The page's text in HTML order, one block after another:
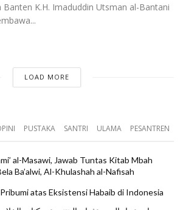
K.H. Imaduddin Utsman al-Bantani
LOAD MORE
PUSTAKA SANTRI ULAMA PESANTREN
al-Masawi, Jawab Tuntas Kitab Mbah
Ba’alwi, Al-Khulashah al-Nafisah
atas Eksistensi Habaib di Indonesia